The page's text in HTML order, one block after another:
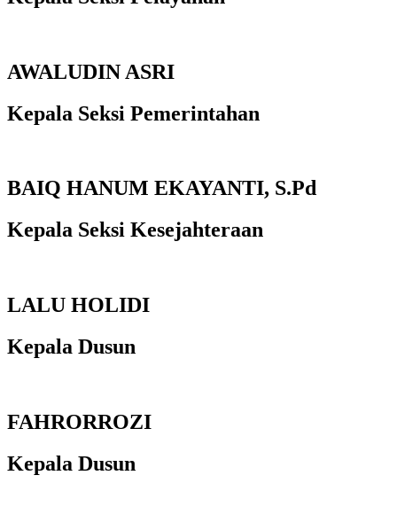
AWALUDIN ASRI
Kepala Seksi Pemerintahan
BAIQ HANUM EKAYANTI, S.Pd
Kepala Seksi Kesejahteraan
LALU HOLIDI
Kepala Dusun
FAHRORROZI
Kepala Dusun